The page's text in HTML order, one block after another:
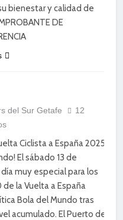
bienestar y calidad de
DE
del Sur Getafe
12
Ciclista a España 2025
El sábado 13 de
muy especial para los
la Vuelta a España
Bola del Mundo tras
acumulado. El Puerto de